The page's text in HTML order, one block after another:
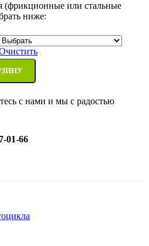
(фрикционные или стальные
ниже:
сцепления Kawasaki ZG1200
с нами и мы с радостью
01-66